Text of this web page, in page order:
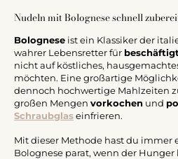
Nudeln mit Bolognese schnell
Bolognese ist ein Klassiker der
wahrer Lebensretter für
nicht auf köstliches,
möchten. Eine großartige
dennoch hochwertige Mahlzeiten
großen Mengen vorkochen und
Schraubglas einfrieren.
Mit dieser Methode hast du immer
Bolognese parat, wenn der Hunger